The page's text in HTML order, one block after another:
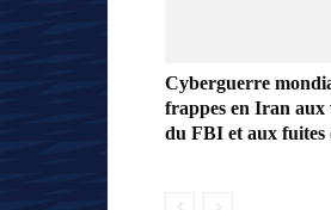
Cyberguerre
frappes en Iran aux
du FBI et aux fuites